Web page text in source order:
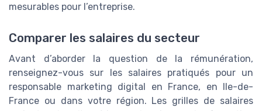
mesurables pour l’entreprise.
Comparer les salaires du secteur
Avant d’aborder la question de la rémunération,
renseignez-vous sur les salaires pratiqués pour un
responsable marketing digital en France, en Ile-de-
France ou dans votre région. Les grilles de salaires